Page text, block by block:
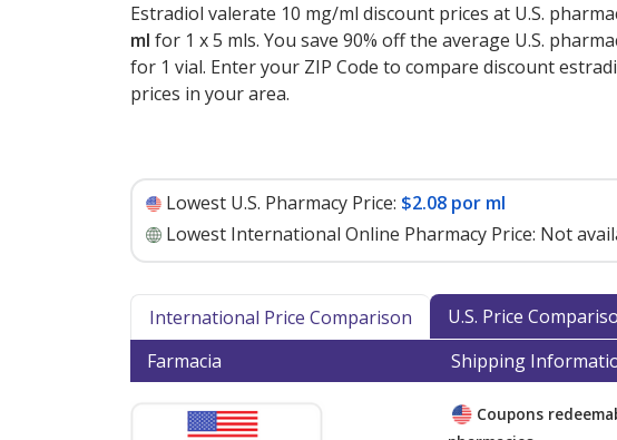
Estradiol valerate 10 mg/ml discount prices at U.S.
ml for 1 x 5 mls. You save 90% off the average U.S.
for 1 vial. Enter your ZIP Code to compare discount
prices in your area.
Lowest U.S. Pharmacy Price: $2.08 por ml
Lowest International Online Pharmacy Price: Not
International Price Comparison U.S. Price
Farmacia
Shipping
Coupons